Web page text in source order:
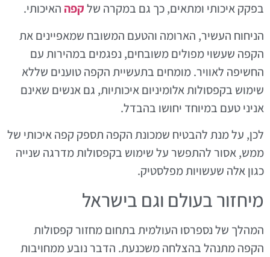
בפקק איכותי ומתאים, כך גם במקרה שלקפה האיכותי.
הניחוח העשיר, הארומה והטעם המשובח שמאפיינים את
הקפה שעשוי מפולים משובחים, נפגמים במהירות עם
החשיפה לאוויר. מומחים בתעשיית הקפה טוענים שללא
שימוש בקפסולות אלומיניום איכותיות, גם אנשים שאינם
אניני טעם במיוחד יחושו בהבדל.
לכן, על מנת להבטיח שמכונת הקפה תספק קפה איכותי של
ממש, אסור להתפשר על שימוש בקפסולות מדרגה שנייה
כגון אלה שעשויות מפלסטיק.
מיחזור בעולם וגם בישראל
המהלך של נספרסו העולמית בתחום מחזור קפסולות
הקפה מתנהל בהצלחה משכנעת. הדבר נובע ממחויבות